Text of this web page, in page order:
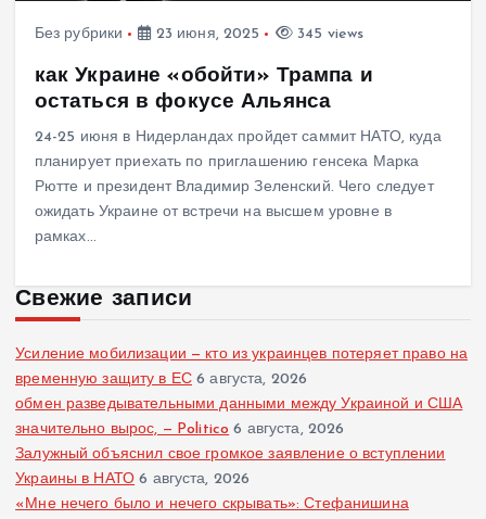
Без рубрики 23 июня, 2025 345 views
как Украине «обойти» Трампа и
остаться в фокусе Альянса
24-25 июня в Нидерландах пройдет саммит НАТО, куда
планирует приехать по приглашению генсека Марка
Рютте и президент Владимир Зеленский. Чего следует
ожидать Украине от встречи на высшем уровне в
рамках…
Свежие записи
Усиление мобилизации — кто из украинцев потеряет право на
временную защиту в ЕС 6 августа, 2026
обмен разведывательными данными между Украиной и США
значительно вырос, — Politico 6 августа, 2026
Залужный объяснил свое громкое заявление о вступлении
Украины в НАТО 6 августа, 2026
«Мне нечего было и нечего скрывать»: Стефанишина